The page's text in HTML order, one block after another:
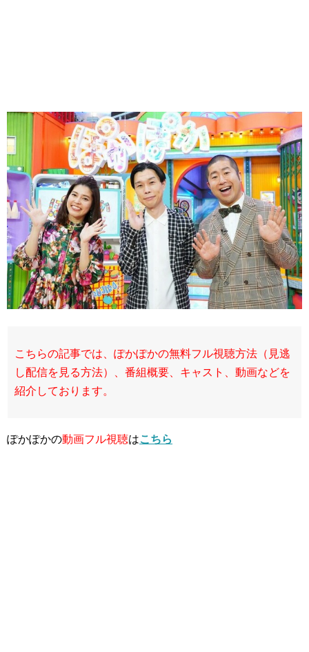
こちらの記事では、ぽかぽかの無料フル視聴方法（見逃
し配信を見る方法）、番組概要、キャスト、動画などを
紹介しております。
ぽかぽかの動画フル視聴はこちら